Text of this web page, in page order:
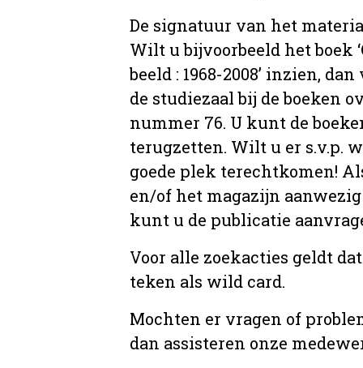
De signatuur van het
Wilt u bijvoorbeeld het boek
beeld : 1968-2008’ inzien,
de studiezaal bij de boeken
nummer 76. U kunt de
terugzetten. Wilt u er s.v.p.
goede plek terechtkomen!
en/of het magazijn
kunt u de publicatie
Voor alle zoekacties geldt
teken als wild card.
Mochten er vragen of
dan assisteren onze